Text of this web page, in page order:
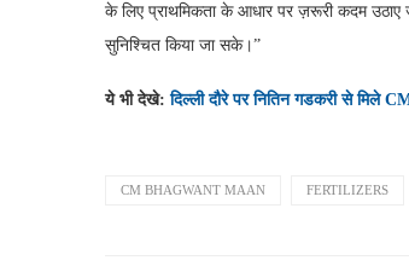
के लिए प्राथमिकता के आधार पर ज़रूरी कदम
सुनिश्चित किया जा सके।”
ये भी देखे:दिल्ली दौरे पर नितिन गडकरी से मिले
CM BHAGWANT MAAN FERTILIZERS